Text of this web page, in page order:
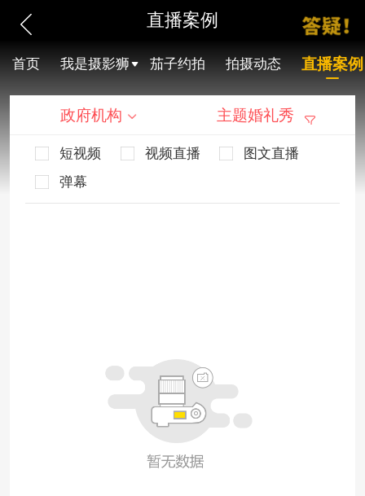
直播案例
首页 我是摄影狮 茄子约拍 拍摄动态 直播案例
政府机构 主题婚礼秀
短视频 视频直播
图文直播
弹幕